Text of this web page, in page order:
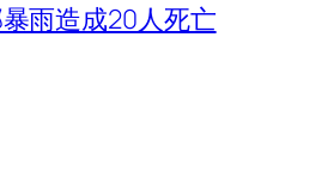
雨造成20人死亡